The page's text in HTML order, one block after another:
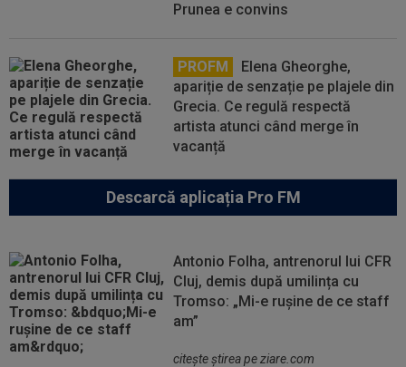
Prunea e convins
PROFM
Elena Gheorghe,
apariție de senzație pe plajele din
Grecia. Ce regulă respectă
artista atunci când merge în
vacanță
Descarcă aplicația Pro FM
Antonio Folha, antrenorul lui CFR
Cluj, demis după umilința cu
Tromso: „Mi-e rușine de ce staff
am”
citeşte ştirea pe ziare.com